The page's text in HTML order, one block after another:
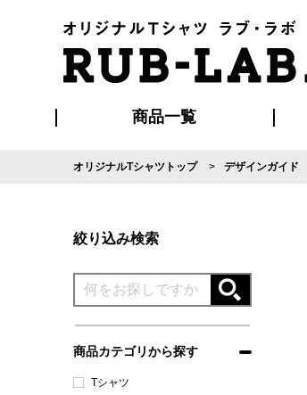
商品一覧
オリジナルTシャツトップ デザインガイド
絞り込み検索
商品カテゴリから探す
Tシャツ